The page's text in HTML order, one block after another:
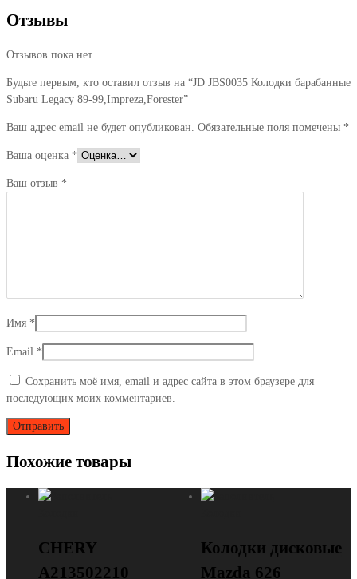
Отзывы
Отзывов пока нет.
Будьте первым, кто оставил отзыв на “JD JBS0035 Колодки барабанные
Subaru Legacy 89-99,Impreza,Forester”
Ваш адрес email не будет опубликован. Обязательные поля помечены *
Ваша оценка *
Ваш отзыв *
Имя *
Email *
Сохранить моё имя, email и адрес сайта в этом браузере для
последующих моих комментариев.
Похожие товары
CHERY
A213502210
Колодки дисковые
Mazda 626